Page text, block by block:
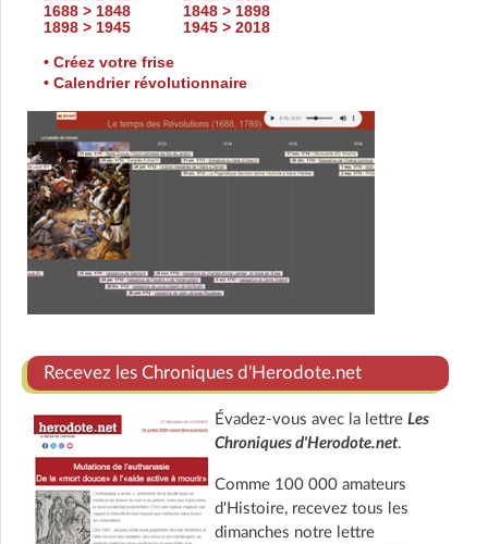
1688 > 1848
1848 > 1898
1898 > 1945
1945 > 2018
• Créez votre frise
• Calendrier révolutionnaire
Recevez les Chroniques d'Herodote.net
Évadez-vous avec la lettre Les
Chroniques d'Herodote.net.
Comme 100 000 amateurs
d'Histoire, recevez tous les
dimanches notre lettre